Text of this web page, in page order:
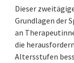
Dieser
Grundlagen der
an
die
Altersstufen